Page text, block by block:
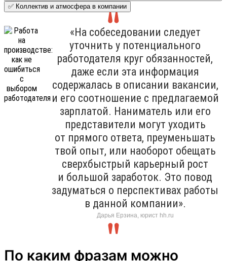
✅ Коллектив и атмосфера в компании
«На собеседовании следует
уточнить у потенциального
работодателя круг обязанностей,
даже если эта информация
содержалась в описании вакансии,
и его соотношение с предлагаемой
зарплатой. Наниматель или его
представители могут уходить
от прямого ответа, преуменьшать
твой опыт, или наоборот обещать
сверхбыстрый карьерный рост
и большой заработок. Это повод
задуматься о перспективах работы
в данной компании».
Дарья Ерзина, юрист hh.ru
По каким фразам можно